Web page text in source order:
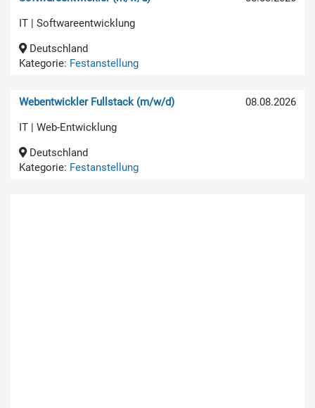
IT | Softwareentwicklung
Deutschland
Kategorie: Festanstellung
08.08.2026
Webentwickler Fullstack (m/w/d)
IT | Web-Entwicklung
Deutschland
Kategorie: Festanstellung